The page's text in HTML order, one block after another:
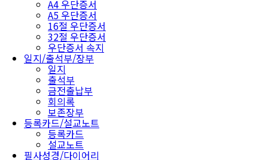
A4 우단증서
A5 우단증서
16절 우단증서
32절 우단증서
우단증서 속지
일지/출석부/장부
일지
출석부
금전출납부
회의록
보존장부
등록카드/설교노트
등록카드
설교노트
필사성경/다이어리